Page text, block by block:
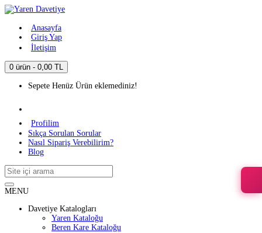
Anasayfa
Giriş Yap
İletişim
0 ürün - 0,00 TL
Sepete Henüz Ürün eklemediniz!
Profilim
Sıkça Sorulan Sorular
Nasıl Sipariş Verebilirim?
Blog
MENU
Davetiye Katalogları
Yaren Kataloğu
Beren Kare Kataloğu